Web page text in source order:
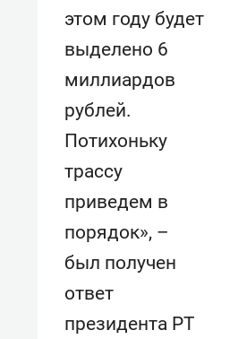
этом году будет
выделено 6
миллиардов
рублей.
Потихоньку
трассу
приведем в
порядок», –
был получен
ответ
президента РТ